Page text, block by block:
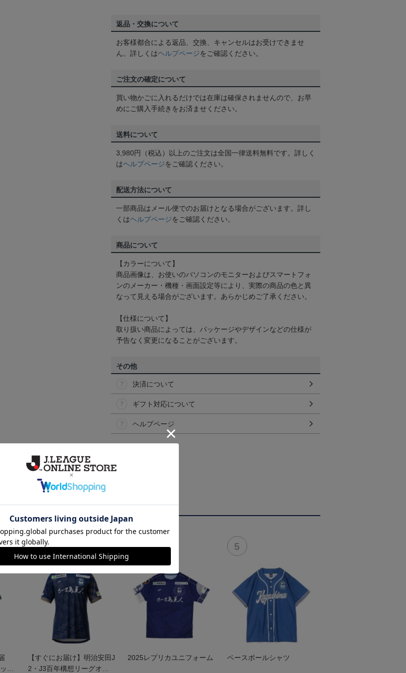
返品・交換について
お客様都合による返品、交換、キャンセルはお受けできませ
ん。詳しくはヘルプページをご確認ください。
ご注文の確定について
買い物かごに入れるだけでは在庫は確保されませんので、お早
めにご購入手続きをお済ませください。
送料について
3,980円（税込）以上のご注文は全国一律送料無料です。詳しく
はヘルプページをご確認ください。
配送方法について
一部商品はメール便でのお届けとなる場合がございます。詳し
くはヘルプページをご確認ください。
商品について
【カラーについて】
商品画像は、お使いのパソコンのモニターおよびスマートフォ
ンのメーカー・機種・画面設定等により、実際の商品の色と異
なって見える場合がございます。あらかじめご了承ください。
【仕様について】
取り扱い商品によっては、パッケージやデザインなどの仕様が
予告なく変更になることがございます。
その他
決済について
ギフト対応について
ヘルプページ
ク
【すぐにお届け】明治安田J
2・J3百年構想リーグオー
2025レプリカユニフォーム ベースボールシャツ